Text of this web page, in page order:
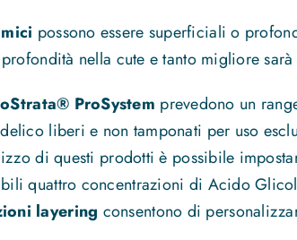
possono essere superficiali o
nella cute e tanto migliore
ProSystem prevedono un
liberi e non tamponati per uso
di questi prodotti è possibile
quattro concentrazioni di Acido
layering consentono di